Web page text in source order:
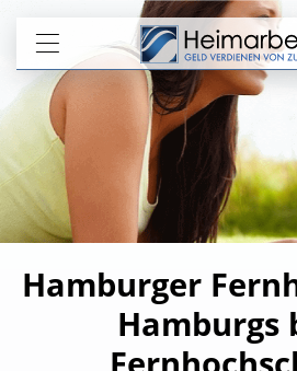
Hamburger
Hamburgs